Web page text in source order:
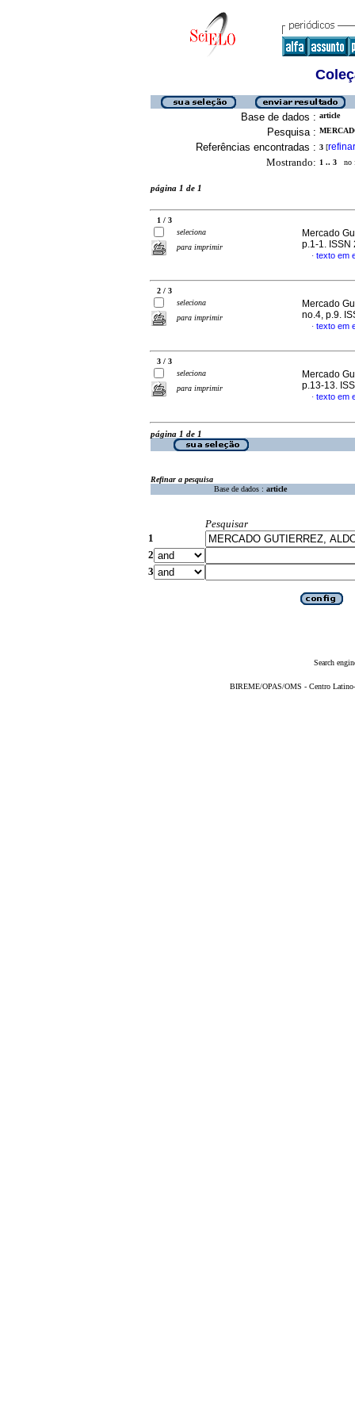
Base de dados : article
Pesquisa :
Referências encontradas : 3 [refinar
Mostrando: 1 .. 3 no
página 1 de 1
1 / 3
seleciona
para imprimir
Mercado
p.1-1. ISSN
· texto em
2 / 3
seleciona
para imprimir
Mercado
no.4, p.9.
· texto em
3 / 3
seleciona
para imprimir
Mercado
p.13-13.
· texto em
página 1 de 1
Refinar a pesquisa
Base de dados : article
Pesquisar
1
2
3
Search
BIREME/OPAS/OMS - Centro Latino-